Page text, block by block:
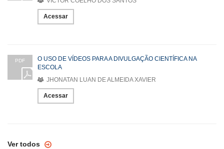
Acessar
PDF
O USO DE VÍDEOS PARA A DIVULGAÇÃO CIENTÍFICA NA
ESCOLA
JHONATAN LUAN DE ALMEIDA XAVIER
Acessar
Ver todos